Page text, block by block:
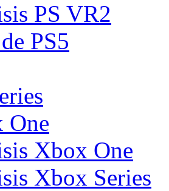
PS VR2
PS5
One
Xbox One
Xbox Series